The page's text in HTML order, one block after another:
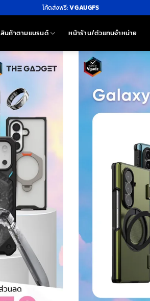
โค้ดส่งฟรี:VGAUGFS
สินค้าตามแบรนด์ หน้าร้าน/ตัวแทนจำหน่าย